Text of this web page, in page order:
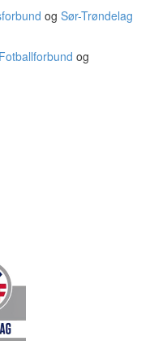
og Sør-Trøndelag
og